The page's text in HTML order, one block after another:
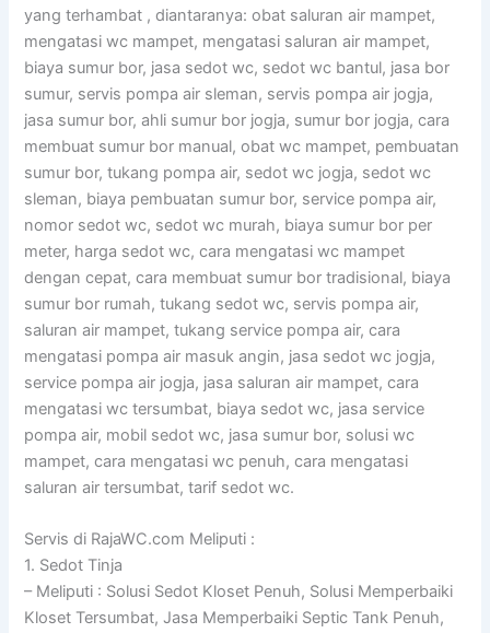
yang terhambat , diantaranya: obat saluran air mampet,
mengatasi wc mampet, mengatasi saluran air mampet,
biaya sumur bor, jasa sedot wc, sedot wc bantul, jasa bor
sumur, servis pompa air sleman, servis pompa air jogja,
jasa sumur bor, ahli sumur bor jogja, sumur bor jogja, cara
membuat sumur bor manual, obat wc mampet, pembuatan
sumur bor, tukang pompa air, sedot wc jogja, sedot wc
sleman, biaya pembuatan sumur bor, service pompa air,
nomor sedot wc, sedot wc murah, biaya sumur bor per
meter, harga sedot wc, cara mengatasi wc mampet
dengan cepat, cara membuat sumur bor tradisional, biaya
sumur bor rumah, tukang sedot wc, servis pompa air,
saluran air mampet, tukang service pompa air, cara
mengatasi pompa air masuk angin, jasa sedot wc jogja,
service pompa air jogja, jasa saluran air mampet, cara
mengatasi wc tersumbat, biaya sedot wc, jasa service
pompa air, mobil sedot wc, jasa sumur bor, solusi wc
mampet, cara mengatasi wc penuh, cara mengatasi
saluran air tersumbat, tarif sedot wc.
Servis di RajaWC.com Meliputi :
1. Sedot Tinja
– Meliputi : Solusi Sedot Kloset Penuh, Solusi Memperbaiki
Kloset Tersumbat, Jasa Memperbaiki Septic Tank Penuh,